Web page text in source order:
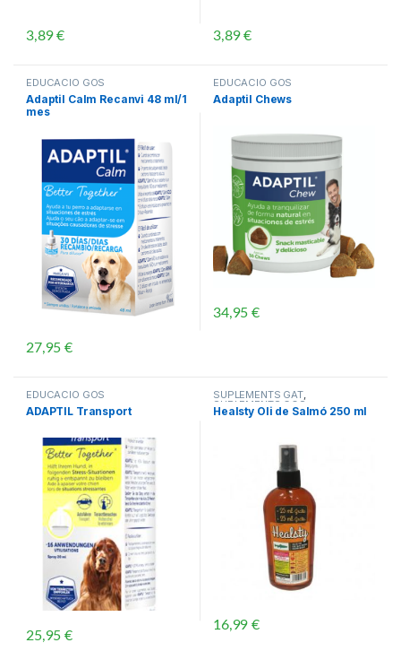
3,89€ 3,89€
EDUCACIÓ GOS
Adaptil Calm Recanvi 48 ml/1
mes
27,95€
EDUCACIÓ GOS
Adaptil Chews
34,95€
EDUCACIÓ GOS
ADAPTIL Transport
25,95€
SUPLEMENTS GAT,
SUPLEMENTS GOS
Healsty Oli de Salmó 250 ml
16,99€